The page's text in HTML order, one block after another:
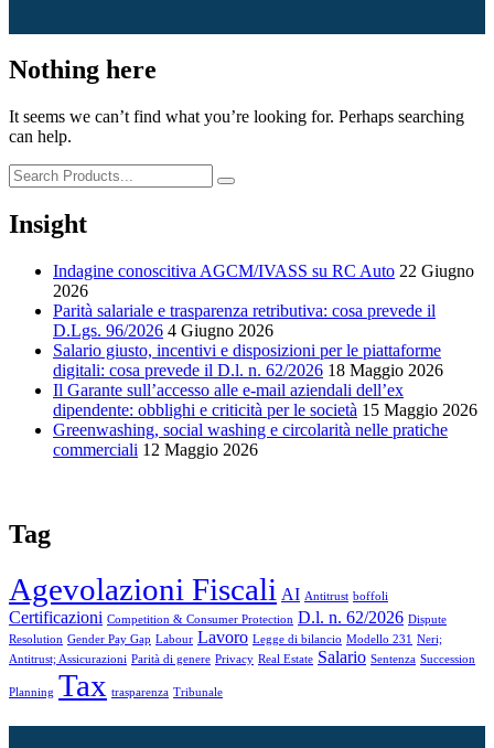
Nothing here
It seems we can’t find what you’re looking for. Perhaps searching
can help.
Insight
Indagine conoscitiva AGCM/IVASS su RC Auto 22 Giugno
2026
Parità salariale e trasparenza retributiva: cosa prevede il
D.Lgs. 96/2026 4 Giugno 2026
Salario giusto, incentivi e disposizioni per le piattaforme
digitali: cosa prevede il D.l. n. 62/2026 18 Maggio 2026
Il Garante sull’accesso alle e-mail aziendali dell’ex
dipendente: obblighi e criticità per le società 15 Maggio 2026
Greenwashing, social washing e circolarità nelle pratiche
commerciali 12 Maggio 2026
Tag
Agevolazioni Fiscali AI Antitrust boffoli
Certificazioni Competition & Consumer Protection D.l. n. 62/2026 Dispute
Resolution Gender Pay Gap Labour Lavoro Legge di bilancio Modello 231
Neri;
Antitrust; Assicurazioni Parità di genere Privacy Real Estate Salario Sentenza Succession
Planning Tax trasparenza Tribunale